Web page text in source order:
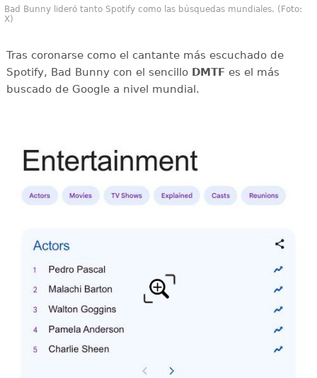
Bad Bunny lideró tanto Spotify como las búsquedas mundiales. (Foto:
X)
Tras coronarse como el cantante más escuchado de
Spotify, Bad Bunny con el sencillo DMTF es el más
buscado de Google a nivel mundial.